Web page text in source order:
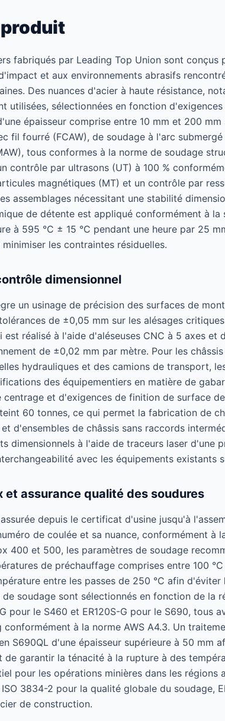
fabriqués par Leading Top Union sont conçus
et aux environnements abrasifs
Des nuances d'acier à haute résistance,
utilisées, sélectionnées en fonction
épaisseur comprise entre 10 mm et 200
fil fourré (FCAW), de soudage à l'arc
tous conformes à la norme de soudage
contrôle par ultrasons (UT) à 100 %
magnétiques (MT) et un contrôle par
assemblages nécessitant une stabilité
de détente est appliqué conformément à la
à 595 °C ± 15 °C pendant une heure par 25
les contraintes résiduelles.
dimensionnel
un usinage de précision des surfaces de
de ±0,05 mm sur les alésages
est réalisé à l'aide d'aléseuses CNC à 5 axes et
de ±0,02 mm par mètre. Pour les
hydrauliques et des camions de transport,
des équipementiers en matière de
et d'exigences de finition de surface
60 tonnes, ce qui permet la fabrication de
d'ensembles de châssis sans raccords
dimensionnels à l'aide de traceurs laser d'une
avec les équipements existants
assurance qualité des soudures
depuis le certificat d'usine jusqu'à
de coulée et sa nuance, conformément à
400 et 500, les paramètres de soudage
de préchauffage comprises entre 100
entre les passes de 250 °C afin
soudage sont sélectionnés en fonction de la
pour le S460 et ER120S-G pour le S690, tous
à la norme AWS A4.3. Un
S690QL d'une épaisseur supérieure à 50 mm
de garantir la ténacité à la rupture à des
pour les opérations minières dans les régions
3834-2 pour la qualité globale du soudage,
de construction.